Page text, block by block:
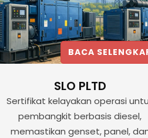
BACA
SLO PLTD
Sertifikat kelayakan operasi
pembangkit berbasis diesel,
memastikan genset, panel,